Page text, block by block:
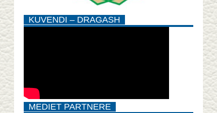
KUVENDI – DRAGASH
MEDIET PARTNERE